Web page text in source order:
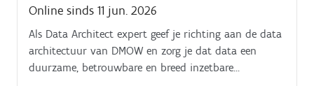
Online sinds 11 jun. 2026
Als Data Architect expert geef je richting aan de data
architectuur van DMOW en zorg je dat data een
duurzame, betrouwbare en breed inzetbare